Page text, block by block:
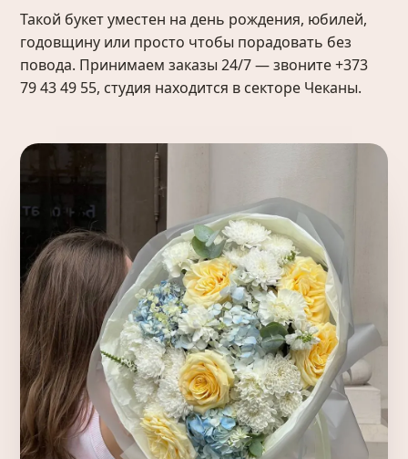
Такой букет уместен на день рождения, юбилей,
годовщину или просто чтобы порадовать без
повода. Принимаем заказы 24/7 — звоните +373
79 43 49 55, студия находится в секторе Чеканы.